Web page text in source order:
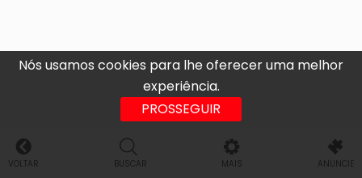
Nós usamos cookies para lhe oferecer uma melhor
experiência.
PROSSEGUIR
VOLTAR BUSCAR MAIS ANUNCIE